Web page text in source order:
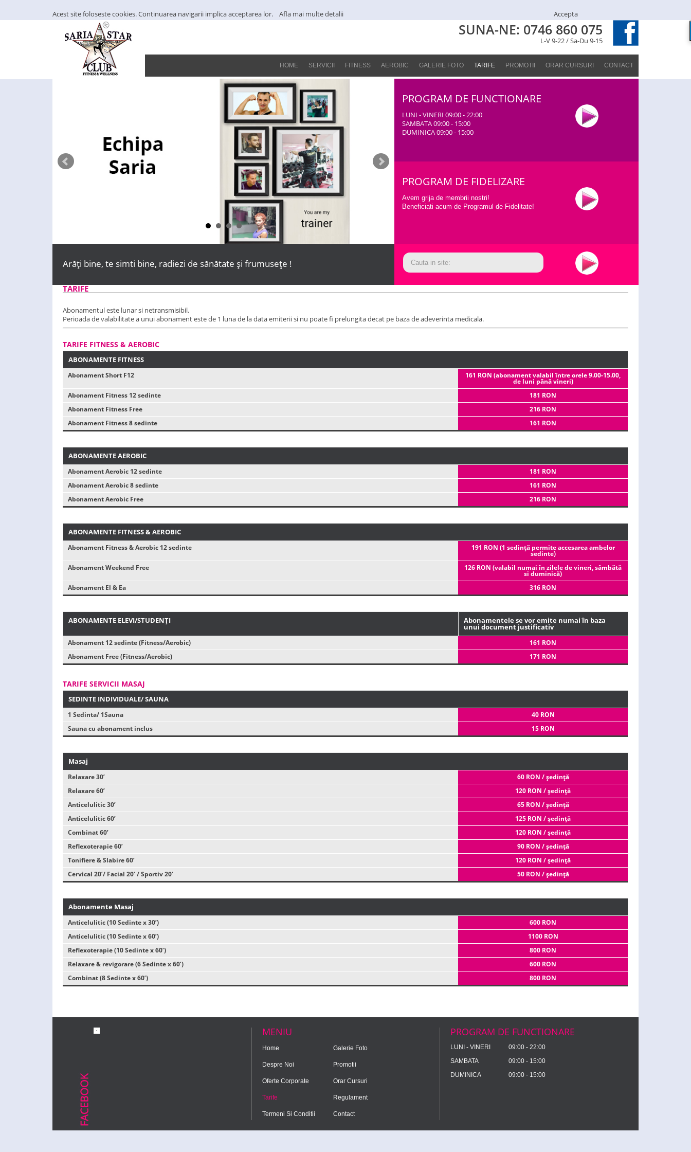
Acest site foloseste cookies. Continuarea navigarii implica acceptarea lor. Afla mai multe detalii Accepta
SUNA-NE: 0746 860 075
L-V 9-22 / Sa-Du 9-15
HOME SERVICII FITNESS AEROBIC GALERIE FOTO TARIFE PROMOTII ORAR CURSURI CONTACT
Arăți bine, te simti bine, radiezi de sănătate și frumusețe !
PROGRAM DE FUNCTIONARE
LUNI - VINERI 09:00 - 22:00
SAMBATA 09:00 - 15:00
DUMINICA 09:00 - 15:00
PROGRAM DE FIDELIZARE
Avem grija de membrii nostri!
Beneficiati acum de Programul de Fidelitate!
TARIFE
Abonamentul este lunar si netransmisibil.
Perioada de valabilitate a unui abonament este de 1 luna de la data emiterii si nu poate fi prelungita decat pe baza de adeverinta medicala.
TARIFE FITNESS & AEROBIC
ABONAMENTE FITNESS
Abonament Short F12 161 RON (abonament valabil între orele 9.00-15.00,
de luni până vineri)
Abonament Fitness 12 sedinte
181 RON
Abonament Fitness Free
216 RON
Abonament Fitness 8 sedinte
161 RON
ABONAMENTE AEROBIC
Abonament Aerobic 12 sedinte
181 RON
Abonament Aerobic 8 sedinte
161 RON
Abonament Aerobic Free
216 RON
ABONAMENTE FITNESS & AEROBIC
Abonament Fitness & Aerobic 12 sedinte 191 RON (1 sedinţă permite accesarea ambelor
sedinte)
Abonament Weekend Free
126 RON (valabil numai în zilele de vineri, sâmbătă
si duminică)
Abonament El & Ea
316 RON
ABONAMENTE ELEVI/STUDENŢI Abonamentele se vor emite numai în baza
unui document justificativ
Abonament 12 sedinte (Fitness/Aerobic)
161 RON
Abonament Free (Fitness/Aerobic)
171 RON
TARIFE SERVICII MASAJ
SEDINTE INDIVIDUALE/ SAUNA
1 Sedinta/ 1Sauna
40 RON
Sauna cu abonament inclus
15 RON
Masaj
Relaxare 30’
60 RON / şedinţă
Relaxare 60’
120 RON / şedinţă
Anticelulitic 30’
65 RON / şedinţă
Anticelulitic 60’
125 RON / şedinţă
Combinat 60’
120 RON / şedinţă
Reflexoterapie 60’
90 RON / şedinţă
Tonifiere & Slabire 60’
120 RON / şedinţă
Cervical 20’/ Facial 20’ / Sportiv 20’
50 RON / şedinţă
Abonamente Masaj
Anticelulitic (10 Sedinte x 30’)
600 RON
Anticelulitic (10 Sedinte x 60’)
1100 RON
Reflexoterapie (10 Sedinte x 60’)
800 RON
Relaxare & revigorare (6 Sedinte x 60’)
600 RON
Combinat (8 Sedinte x 60’)
800 RON
MENIU
Home Galerie Foto
Despre Noi Promotii
Oferte Corporate Orar Cursuri
Tarife Regulament
Termeni Si Conditii Contact
PROGRAM DE FUNCTIONARE
LUNI - VINERI
09:00 - 22:00
SAMBATA
09:00 - 15:00
DUMINICA
09:00 - 15:00